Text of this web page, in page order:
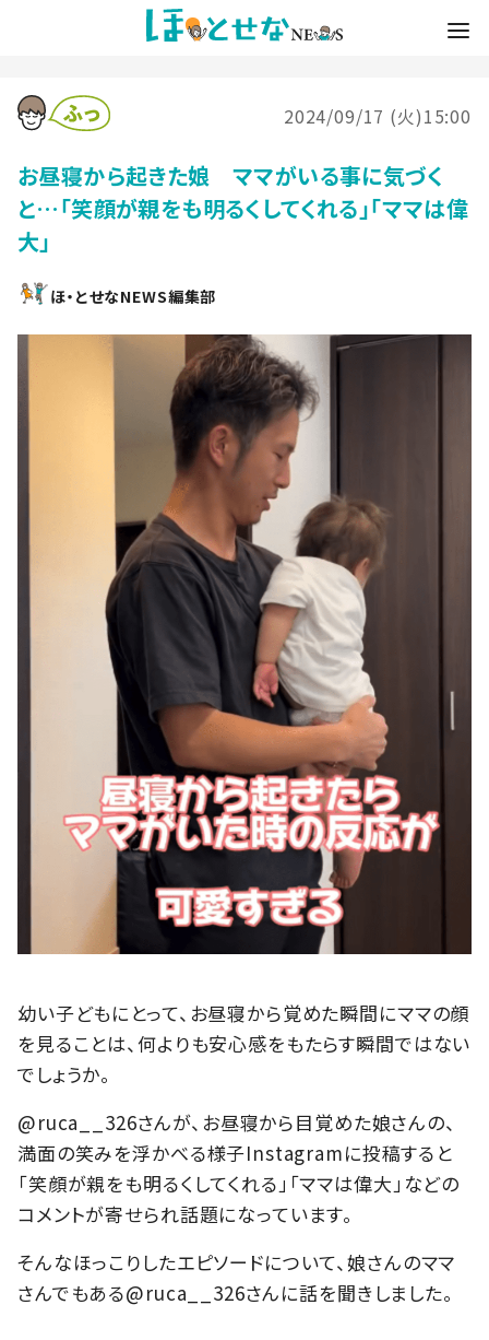
2024/09/17 (火)15:00
お昼寝から起きた娘 ママがいる事に気づく
と…「笑顔が親をも明るくしてくれる」「ママは偉
大」
ほ・とせなNEWS編集部
幼い子どもにとって、お昼寝から覚めた瞬間にママの顔
を見ることは、何よりも安心感をもたらす瞬間ではない
でしょうか。
@ruca__326さんが、お昼寝から目覚めた娘さんの、
満面の笑みを浮かべる様子Instagramに投稿すると
「笑顔が親をも明るくしてくれる」「ママは偉大」などの
コメントが寄せられ話題になっています。
そんなほっこりしたエピソードについて、娘さんのママ
さんでもある@ruca__326さんに話を聞きしました。